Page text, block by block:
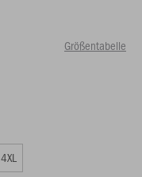
Größentabelle
4XL